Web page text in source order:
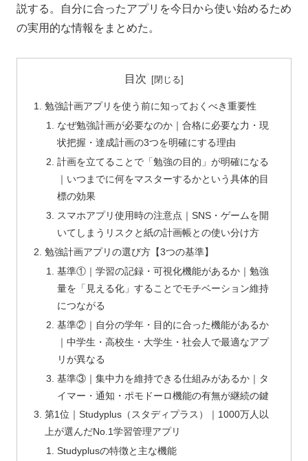
説する。自分に合ったアプリを今日から使い始めるため
の実用的な情報をまとめた。
目次
勉強計画アプリを使う前に知っておくべき重要性
なぜ勉強計画が必要なのか｜合格に必要な力・現
状把握・達成計画の3つを明確にする理由
計画を立てることで「勉強の目的」が明確になる
｜いつまでに何をマスターするかという具体的目
標の効果
スマホアプリ使用時の注意点｜SNS・ゲームを開
いてしまうリスクと紙の計画帳との使い分け方
勉強計画アプリの選び方【3つの基準】
基準①｜学習の記録・可視化機能があるか｜勉強
量を「見える化」することでモチベーション維持
につながる
基準②｜自分の学年・目的に合った機能があるか
｜中学生・高校生・大学生・社会人で最適なアプ
リが異なる
基準③｜集中力を維持できる仕組みがあるか｜タ
イマー・通知・ポモドーロ機能の有無が継続の鍵
第1位｜Studyplus（スタディプラス）｜1000万人以
上が選んだNo.1学習管理アプリ
Studyplusの特徴と主な機能